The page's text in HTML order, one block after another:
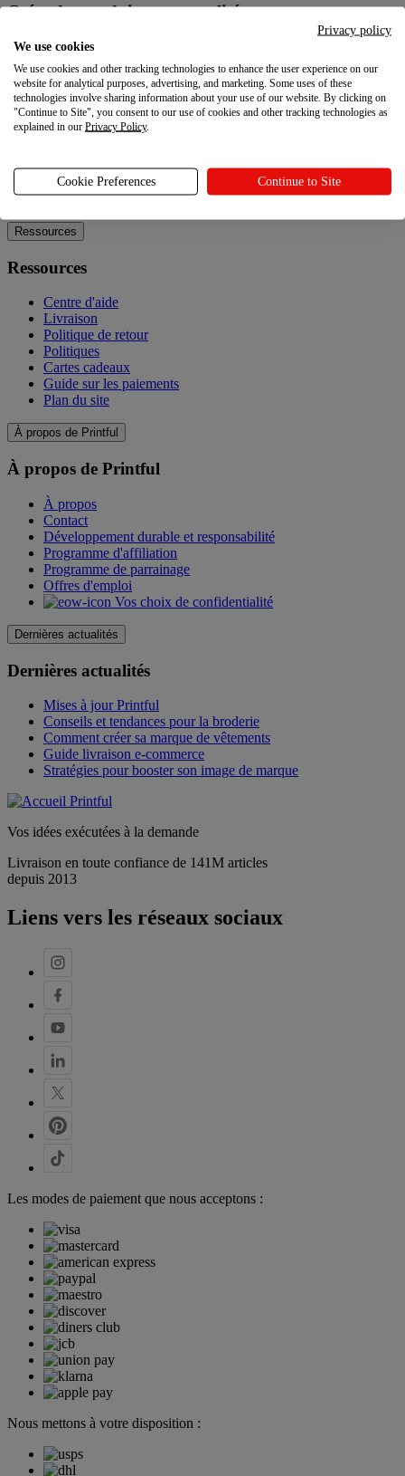
Créez des produits personnalisés
Catalogue produit
Qualité
Créateur de design
Techniques de personnalisation
Explorez
Explorez
Blog
Ressources
Ressources
Centre d'aide
Livraison
Politique de retour
Politiques
Cartes cadeaux
Guide sur les paiements
Plan du site
À propos de Printful
À propos de Printful
À propos
Contact
Développement durable et responsabilité
Programme d'affiliation
Programme de parrainage
Offres d'emploi
Vos choix de confidentialité
Dernières actualités
Dernières actualités
Mises à jour Printful
Conseils et tendances pour la broderie
Comment créer sa marque de vêtements
Guide livraison e-commerce
Stratégies pour booster son image de marque
Vos idées exécutées à la demande
Livraison en toute confiance de 141M articles
depuis 2013
Liens vers les réseaux sociaux
Les modes de paiement que nous acceptons :
Nous mettons à votre disposition :
Privacy policy
We use cookies
We use cookies and other tracking technologies to enhance the user experience on our
website for analytical purposes, advertising, and marketing. Some uses of these
technologies involve sharing information about your use of our website. By clicking on
"Continue to Site", you consent to our use of cookies and other tracking technologies as
explained in our Privacy Policy.
Cookie Preferences Continue to Site